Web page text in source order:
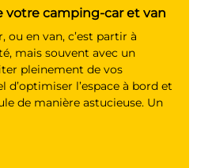
votre camping-car et van
ou en van, c’est partir à
mais souvent avec un
pleinement de vos
d’optimiser l’espace à bord et
de manière astucieuse. Un